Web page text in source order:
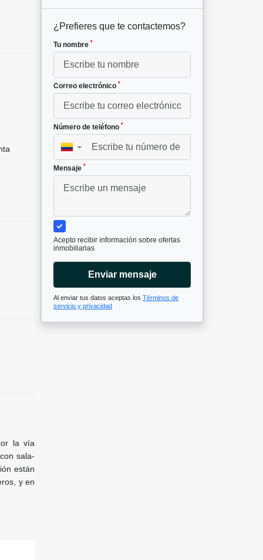
la vía
sala-
están
y en
¿Prefieres que te contactemos?
Tu nombre *
Correo electrónico *
Número de teléfono *
▼
Mensaje *
Acepto recibir información sobre ofertas
inmobiliarias
Enviar mensaje
Al enviar tus datos aceptas los Términos de
servicio y privacidad